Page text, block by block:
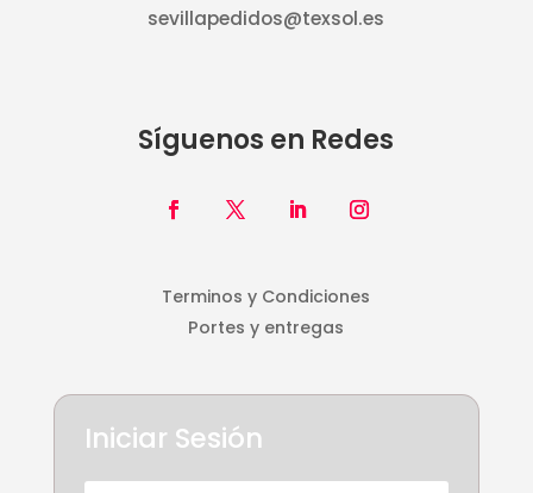
sevillapedidos@texsol.es
Síguenos en Redes
Terminos y Condiciones
Portes y entregas
Iniciar Sesión